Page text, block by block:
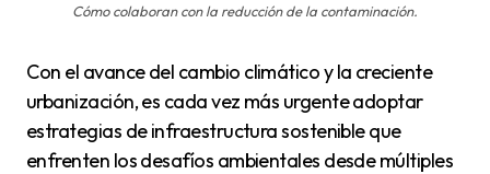
Cómo colaboran con la reducción de la contaminación.
Con el avance del cambio climático y la creciente
urbanización, es cada vez más urgente adoptar
estrategias de infraestructura sostenible que
enfrenten los desafíos ambientales desde múltiples